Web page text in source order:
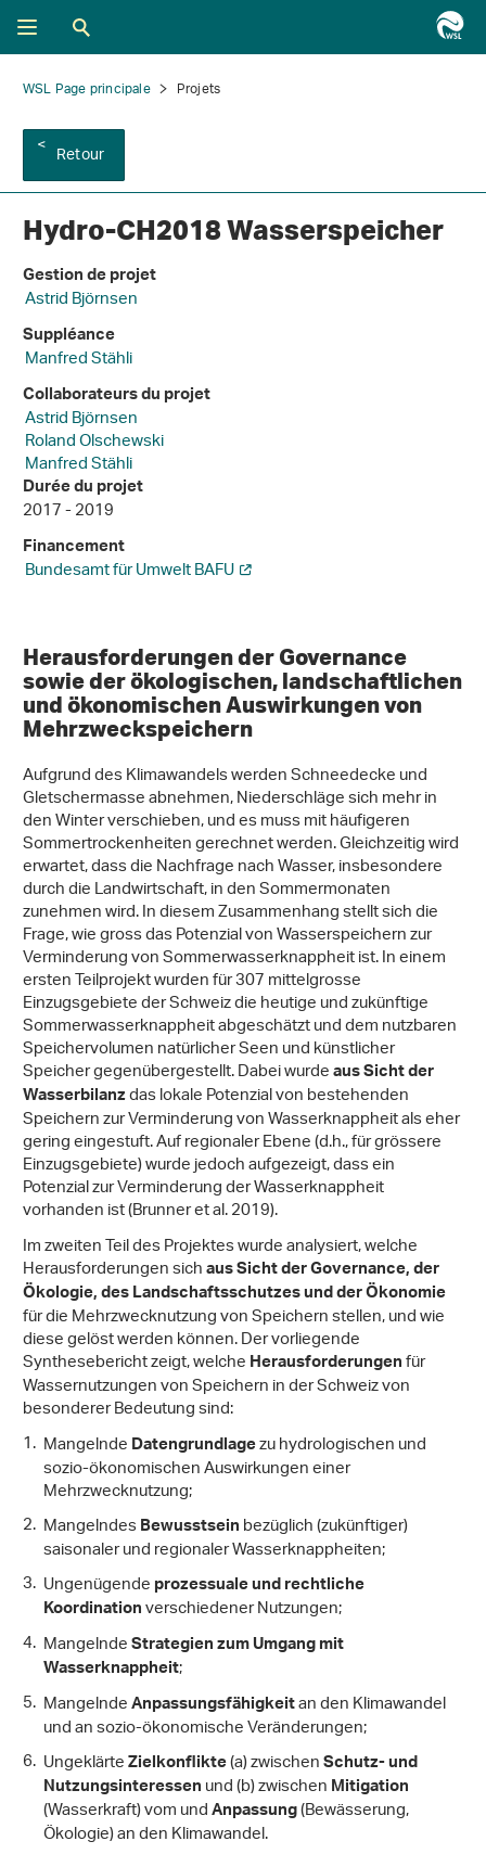
WSL Page principale Projets
Retour
Hydro-CH2018 Wasserspeicher
Gestion de projet
Astrid Björnsen
Suppléance
Manfred Stähli
Collaborateurs du projet
Astrid Björnsen
Roland Olschewski
Manfred Stähli
Durée du projet
2017 - 2019
Financement
Bundesamt für Umwelt BAFU
Herausforderungen der Governance
sowie der ökologischen, landschaftlichen
und ökonomischen Auswirkungen von
Mehrzweckspeichern
Aufgrund des Klimawandels werden Schneedecke und
Gletschermasse abnehmen, Niederschläge sich mehr in
den Winter verschieben, und es muss mit häufigeren
Sommertrockenheiten gerechnet werden. Gleichzeitig wird
erwartet, dass die Nachfrage nach Wasser, insbesondere
durch die Landwirtschaft, in den Sommermonaten
zunehmen wird. In diesem Zusammenhang stellt sich die
Frage, wie gross das Potenzial von Wasserspeichern zur
Verminderung von Sommerwasserknappheit ist. In einem
ersten Teilprojekt wurden für 307 mittelgrosse
Einzugsgebiete der Schweiz die heutige und zukünftige
Sommerwasserknappheit abgeschätzt und dem nutzbaren
Speichervolumen natürlicher Seen und künstlicher
Speicher gegenübergestellt. Dabei wurdeaus Sicht der
Wasserbilanzdas lokale Potenzial von bestehenden
Speichern zur Verminderung von Wasserknappheit als eher
gering eingestuft. Auf regionaler Ebene (d.h., für grössere
Einzugsgebiete) wurde jedoch aufgezeigt, dass ein
Potenzial zur Verminderung der Wasserknappheit
vorhanden ist (Brunner et al. 2019).
Im zweiten Teil des Projektes wurde analysiert, welche
Herausforderungen sichaus Sicht der Governance, der
Ökologie, des Landschaftsschutzes und der Ökonomie
für die Mehrzwecknutzung von Speichern stellen, und wie
diese gelöst werden können. Der vorliegende
Synthesebericht zeigt, welcheHerausforderungenfür
Wassernutzungen von Speichern in der Schweiz von
besonderer Bedeutung sind:
MangelndeDatengrundlagezu hydrologischen und
sozio-ökonomischen Auswirkungen einer
Mehrzwecknutzung;
MangelndesBewusstseinbezüglich (zukünftiger)
saisonaler und regionaler Wasserknappheiten;
Ungenügendeprozessuale und rechtliche
Koordinationverschiedener Nutzungen;
MangelndeStrategien zum Umgang mit
Wasserknappheit;
MangelndeAnpassungsfähigkeitan den Klimawandel
und an sozio-ökonomische Veränderungen;
UngeklärteZielkonflikte(a) zwischenSchutz- und
Nutzungsinteressenund (b) zwischenMitigation
(Wasserkraft) vom undAnpassung(Bewässerung,
Ökologie) an den Klimawandel.